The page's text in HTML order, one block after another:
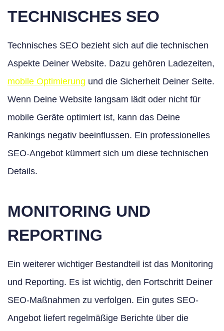
TECHNISCHES SEO
Technisches SEO bezieht sich auf die technischen
Aspekte Deiner Website. Dazu gehören Ladezeiten,
mobile Optimierung und die Sicherheit Deiner Seite.
Wenn Deine Website langsam lädt oder nicht für
mobile Geräte optimiert ist, kann das Deine
Rankings negativ beeinflussen. Ein professionelles
SEO-Angebot kümmert sich um diese technischen
Details.
MONITORING UND
REPORTING
Ein weiterer wichtiger Bestandteil ist das Monitoring
und Reporting. Es ist wichtig, den Fortschritt Deiner
SEO-Maßnahmen zu verfolgen. Ein gutes SEO-
Angebot liefert regelmäßige Berichte über die